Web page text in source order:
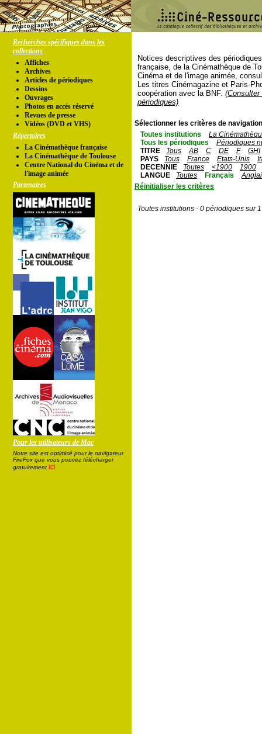
Recherches spécifiques dans les
collections
Affiches
Archives
Articles de périodiques
Dessins
Ouvrages
Photos en accés réservé
Revues de presse
Vidéos (DVD et VHS)
Répertoires
La Cinémathèque française
La Cinémathèque de Toulouse
Centre National du Cinéma et de
l'image animée
Partenaires
Pour les utilisateurs de Mac
Notre site est optimisé pour le navigateur
FireFox que vous pouvez télécharger
gratuitement ici
Notices descriptives des
française, de la Cinémathèque de
Cinéma et de l'image animée,
Les titres Cinémagazine et Paris-
coopération avec la BNF.
périodiques)
Sélectionner les critères de
Toutes institutions
La
Tous les périodiques
Périodiques
TITRE
Tous AB C DE F
GHI
PAYS
Tous France Etats-Unis
DECENNIE
Toutes <1900
1900
LANGUE
Toutes Français
Réinitialiser les critères
Toutes institutions - 0 périodiques sur